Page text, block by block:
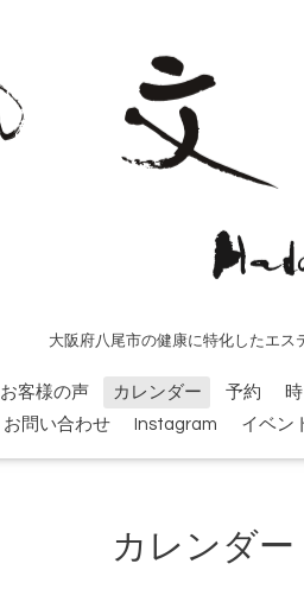
大阪府八尾市の健康に特化したエス
お客様の声 カレンダー 予約
お問い合わせ
Instagram イベン
カレンダー